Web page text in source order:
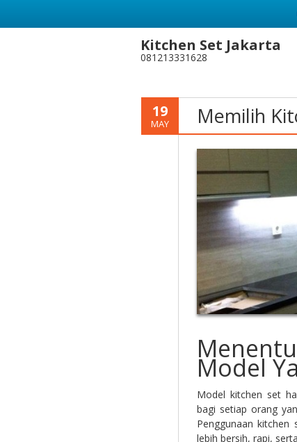
Kitchen Set Jakarta
081213331628
19
MAY Memilih
Model
Model kitchen set
bagi setiap orang
Penggunaan
lebih bersih, rapi,